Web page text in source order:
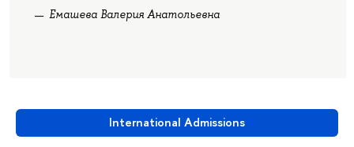
International Admissions
Емашева Валерия Анатольевна